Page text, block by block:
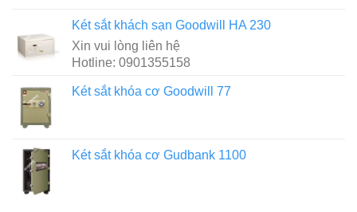
Két sắt khách sạn Goodwill HA 230
Xin vui lòng liên hệ
Hotline: 0901355158
Két sắt khóa cơ Goodwill 77
Két sắt khóa cơ Gudbank 1100